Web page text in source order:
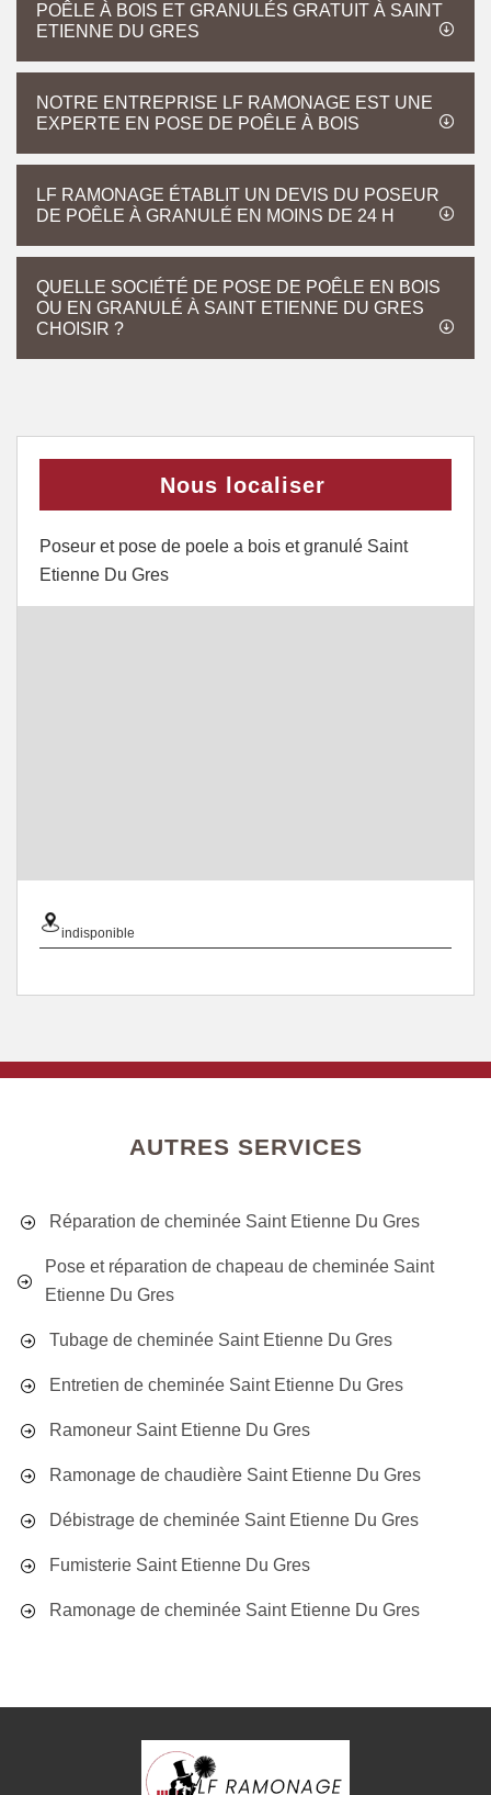
POÊLE À BOIS ET GRANULÉS GRATUIT À SAINT
ETIENNE DU GRES
NOTRE ENTREPRISE LF RAMONAGE EST UNE
EXPERTE EN POSE DE POÊLE À BOIS
LF RAMONAGE ÉTABLIT UN DEVIS DU POSEUR
DE POÊLE À GRANULÉ EN MOINS DE 24 H
QUELLE SOCIÉTÉ DE POSE DE POÊLE EN BOIS
OU EN GRANULÉ À SAINT ETIENNE DU GRES
CHOISIR ?
Nous localiser
Poseur et pose de poele a bois et granulé Saint
Etienne Du Gres
indisponible
AUTRES SERVICES
Réparation de cheminée Saint Etienne Du Gres
Pose et réparation de chapeau de cheminée Saint
Etienne Du Gres
Tubage de cheminée Saint Etienne Du Gres
Entretien de cheminée Saint Etienne Du Gres
Ramoneur Saint Etienne Du Gres
Ramonage de chaudière Saint Etienne Du Gres
Débistrage de cheminée Saint Etienne Du Gres
Fumisterie Saint Etienne Du Gres
Ramonage de cheminée Saint Etienne Du Gres